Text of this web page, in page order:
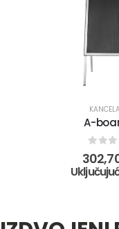
A-
0out of